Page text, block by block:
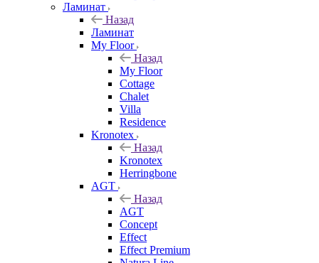
Ламинат
Назад
Ламинат
My Floor
Назад
My Floor
Cottage
Chalet
Villa
Residence
Kronotex
Назад
Kronotex
Herringbone
AGT
Назад
AGT
Concept
Effect
Effect Premium